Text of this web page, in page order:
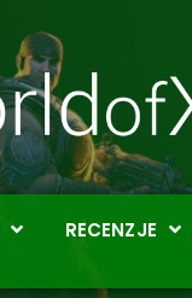
RECENZJE